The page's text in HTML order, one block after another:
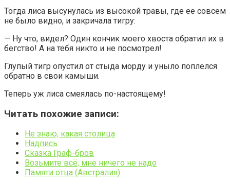
Тогда лиса высунулась из высокой травы, где ее совсем
не было видно, и закричала тигру:
— Ну что, видел? Один кончик моего хвоста обратил их в
бегство! А на тебя никто и не посмотрел!
Глупый тигр опустил от стыда морду и уныло поплелся
обратно в свои камыши.
Теперь уж лиса смеялась по-настоящему!
Читать похожие записи:
Не знаю, какая столица
Надпись
Сказка Граф-бров
Возьмите всё, мне ничего не надо
Памяти отца (Австралия)